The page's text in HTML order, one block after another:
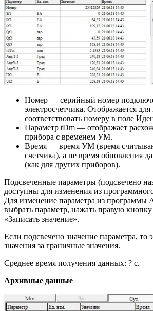
Номер — серийный номер
электросчетчика. Отображается
соответствовать номеру в поле
Параметр tDm — отображает
прибора с временем УМ.
Время — время УМ (время
счетчика), а не время обновления
(как для других приборов).
Подсвеченные параметры (подсвечено
доступны для изменения из
Для изменение параметра из программы
выбрать параметр, нажать правую
«Записать значение».
Если подсвечено значение параметра, то
значения за граничные значения.
Среднее время получения данных: ? c.
Архивные данные